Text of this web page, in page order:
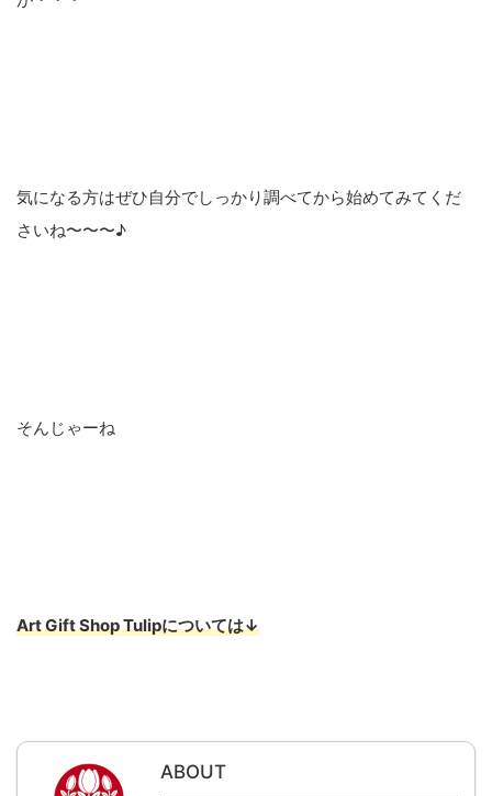
気になる方はぜひ自分でしっかり調べてから始めてみてくだ
さいね〜〜〜♪
そんじゃーね
Art Gift Shop Tulipについては↓
ABOUT